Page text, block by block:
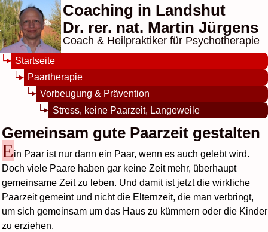
Coaching in Landshut
Dr. rer. nat. Martin Jürgens
Coach & Heilpraktiker für Psychotherapie
Startseite
Paartherapie
Vorbeugung & Prävention
Stress, keine Paarzeit, Langeweile
Gemeinsam gute Paarzeit gestalten
Ein Paar ist nur dann ein Paar, wenn es auch gelebt wird.
Doch viele Paare haben gar keine Zeit mehr, überhaupt
gemeinsame Zeit zu leben. Und damit ist jetzt die wirkliche
Paarzeit gemeint und nicht die Elternzeit, die man verbringt,
um sich gemeinsam um das Haus zu kümmern oder die Kinder
zu erziehen.